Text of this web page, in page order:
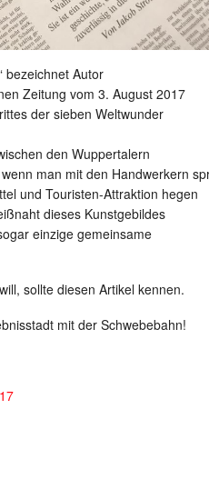
bezeichnet Autor
Zeitung vom 3. August 2017
der sieben Weltwunder
den Wuppertalern
man mit den Handwerkern
und Touristen-Attraktion hegen
dieses Kunstgebildes
einzige gemeinsame
sollte diesen Artikel kennen.
mit der Schwebebahn!